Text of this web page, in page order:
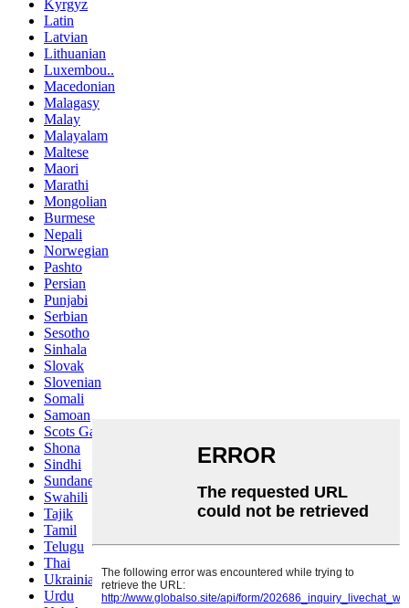
Kyrgyz
Latin
Latvian
Lithuanian
Luxembou..
Macedonian
Malagasy
Malay
Malayalam
Maltese
Maori
Marathi
Mongolian
Burmese
Nepali
Norwegian
Pashto
Persian
Punjabi
Serbian
Sesotho
Sinhala
Slovak
Slovenian
Somali
Samoan
Scots Gaelic
Shona
Sindhi
Sundanese
Swahili
Tajik
Tamil
Telugu
Thai
Ukrainian
Urdu